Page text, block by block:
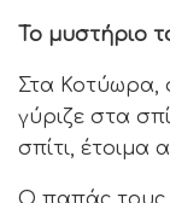
Το μυστήριο
Στα Κοτύωρα,
γύριζε στα
σπίτι, έτοιμα